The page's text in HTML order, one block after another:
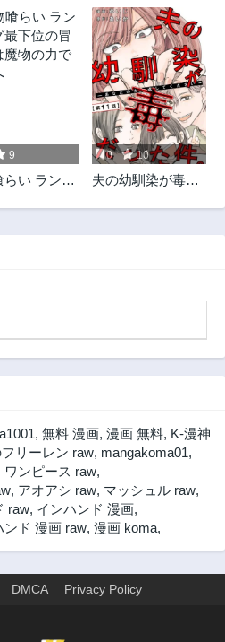
第23話
3年前
第17話
3年前
第15話
第4話
3年前
第2話
3年前
9
らい ランキ
0 10
夫の幼馴染が毒だ
さいー
, 無料 漫画, 漫画 無料, K-漫神
リーレン raw, mangakoma01,
ワンピース raw,
, アオアシ raw, マッシュル raw,
raw, インハンド 漫画,
ンド 漫画 raw, 漫画 koma,
DMCA Privacy Policy